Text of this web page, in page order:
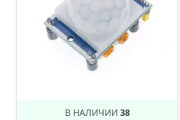
В НАЛИЧИИ 38